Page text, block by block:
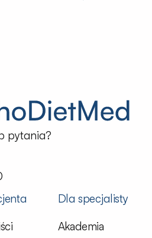
pytania?
Dla specjalisty
Akademia